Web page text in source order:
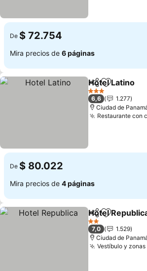
De $ 72.754
Mira precios de 6 páginas
CompartirAgregar a
Hotel Latino
3 Estrellas
6,6
1.277
Ciudad de
Restaurante con
De $ 80.022
Mira precios de 4 páginas
CompartirAgregar a
Hotel
2 Estrellas
7,0
1.529
Ciudad de
Vestíbulo y